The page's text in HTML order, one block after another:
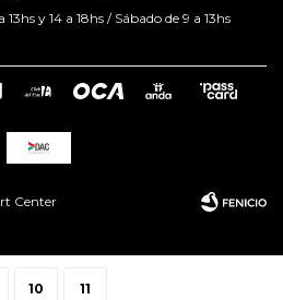
10 11
13hs y 14 a 18hs / Sábado de 9 a 13hs
Center